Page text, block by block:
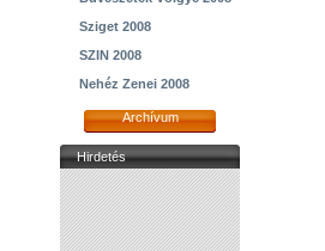
Sziget 2008
SZIN 2008
Nehéz Zenei 2008
Archívum
Hirdetés